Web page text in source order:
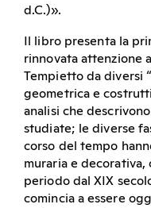
d.C.)».
Il libro presenta la
rinnovata attenzione
Tempietto da diversi
geometrica e
analisi che
studiate; le diverse
corso del tempo
muraria e
periodo dal XIX
comincia a essere